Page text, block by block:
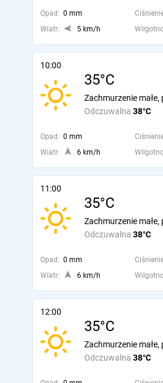
Opad: 0 mm
Wiatr:
5 km/h
10:00
35°C
Odczuwalna 38°C
Zachmurzenie małe,
Opad: 0 mm
Wiatr:
6 km/h
11:00
35°C
Odczuwalna 38°C
Zachmurzenie małe,
Opad: 0 mm
Wiatr:
6 km/h
12:00
35°C
Odczuwalna 38°C
Zachmurzenie małe,